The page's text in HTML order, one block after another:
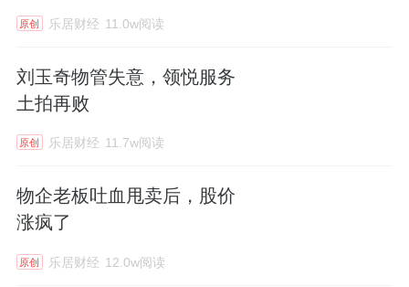
原创 乐居财经 11.0w阅读
刘玉奇物管失意，领悦服务
土拍再败
原创 乐居财经 11.7w阅读
物企老板吐血甩卖后，股价
涨疯了
原创 乐居财经 12.0w阅读